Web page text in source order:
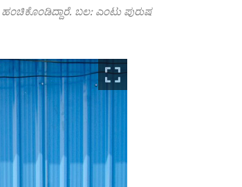
ಬಲ: ಎಂಟು ಪುರುಷ